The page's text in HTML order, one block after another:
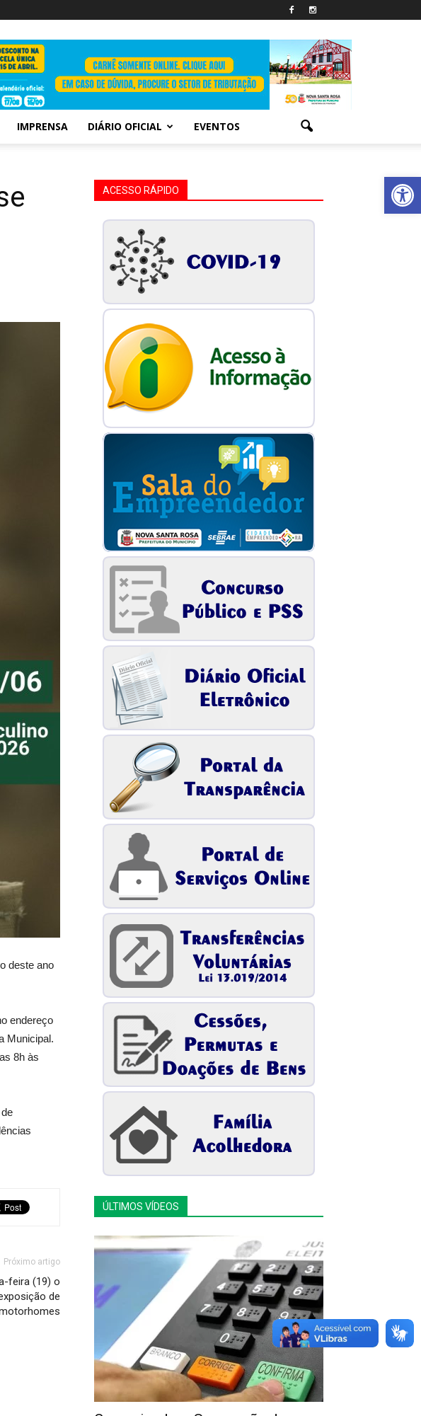
Abrir
IMPRENSA DIÁRIO OFICIAL EVENTOS
deste ano
endereço
Municipal.
8h às
Próximo artigo
feira (19) o
de
ACESSO RÁPIDO
ÚLTIMOS VÍDEOS